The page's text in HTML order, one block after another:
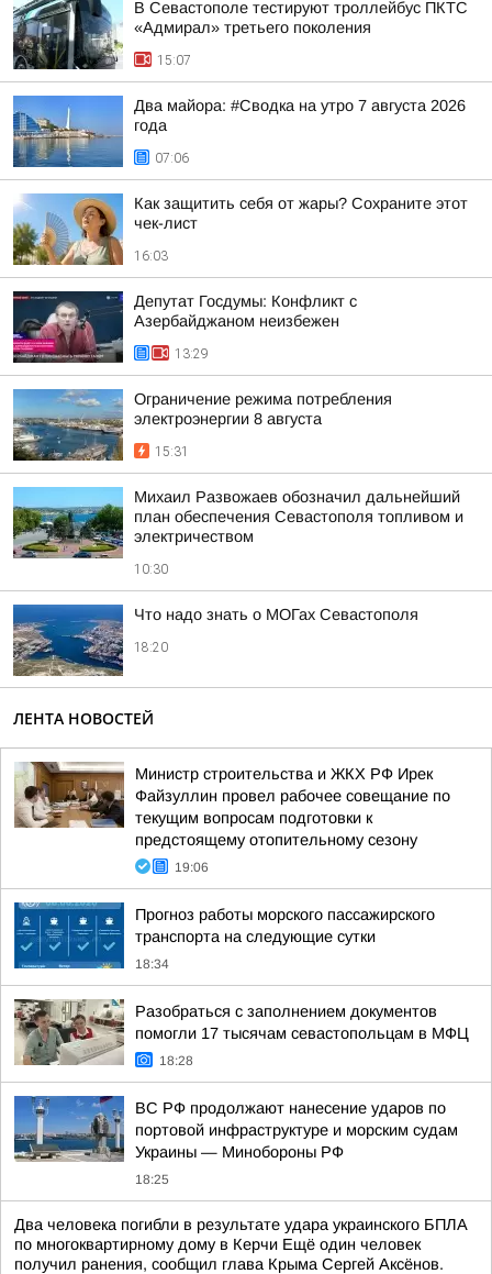
В Севастополе тестируют троллейбус ПКТС
«Адмирал» третьего поколения
15:07
Два майора: #Сводка на утро 7 августа 2026
года
07:06
Как защитить себя от жары? Сохраните этот
чек-лист
16:03
Депутат Госдумы: Конфликт с
Азербайджаном неизбежен
13:29
Ограничение режима потребления
электроэнергии 8 августа
15:31
Михаил Развожаев обозначил дальнейший
план обеспечения Севастополя топливом и
электричеством
10:30
Что надо знать о МОГах Севастополя
18:20
ЛЕНТА НОВОСТЕЙ
Министр строительства и ЖКХ РФ Ирек
Файзуллин провел рабочее совещание по
текущим вопросам подготовки к
предстоящему отопительному сезону
19:06
Прогноз работы морского пассажирского
транспорта на следующие сутки
18:34
Разобраться с заполнением документов
помогли 17 тысячам севастопольцам в МФЦ
18:28
ВС РФ продолжают нанесение ударов по
портовой инфраструктуре и морским судам
Украины — Минобороны РФ
18:25
Два человека погибли в результате удара украинского БПЛА
по многоквартирному дому в Керчи Ещё один человек
получил ранения, сообщил глава Крыма Сергей Аксёнов.